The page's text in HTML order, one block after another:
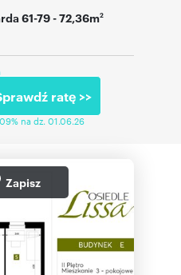
61-79- 72,36m2
ratę >>
na dz. 01.06.26
Zapisz